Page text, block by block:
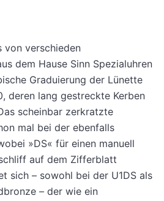
verschieden
dem Hause Sinn Spezialuhren
Graduierung der Lünette
deren lang gestreckte Kerben
scheinbar zerkratzte
mal bei der ebenfalls
»DS« für einen manuell
auf dem Zifferblatt
sich – sowohl bei der U1DS als
– der wie ein